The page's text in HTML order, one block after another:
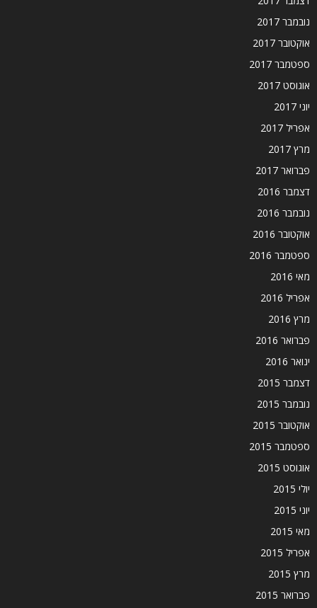
נובמבר 2017
אוקטובר 2017
ספטמבר 2017
אוגוסט 2017
יוני 2017
אפריל 2017
מרץ 2017
פברואר 2017
דצמבר 2016
נובמבר 2016
אוקטובר 2016
ספטמבר 2016
מאי 2016
אפריל 2016
מרץ 2016
פברואר 2016
ינואר 2016
דצמבר 2015
נובמבר 2015
אוקטובר 2015
ספטמבר 2015
אוגוסט 2015
יולי 2015
יוני 2015
מאי 2015
אפריל 2015
מרץ 2015
פברואר 2015